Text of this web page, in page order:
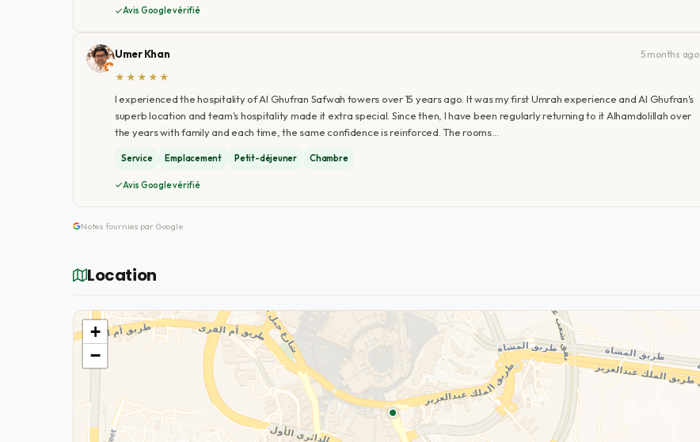
Avis Google vérifié
Umer Khan
5 months ago
★★★★★
I experienced the hospitality of Al Ghufran Safwah towers over 15 years ago. It was my first Umrah experience and Al Ghufran's
superb location and team's hospitality made it extra special. Since then, I have been regularly returning to it Alhamdolillah over
the years with family and each time, the same confidence is reinforced. The rooms…
Service Emplacement Petit-déjeuner Chambre
Avis Google vérifié
Notes fournies par Google
Location
+
−